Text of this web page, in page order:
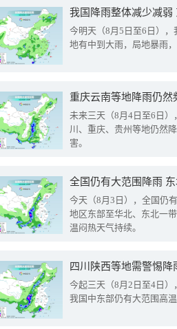
我国降雨整体减少减弱
今明天（8月5日至6日）
地有中到大雨，局地暴雨
重庆云南等地降雨仍然
未来三天（8月4日至6日
川、重庆、贵州等地仍然
害。
全国仍有大范围降雨
今天（8月3日），全国仍
地区东部至华北、东北一
温闷热天气持续。
今起三天（8月2日至4日
我国中东部仍有大范围高